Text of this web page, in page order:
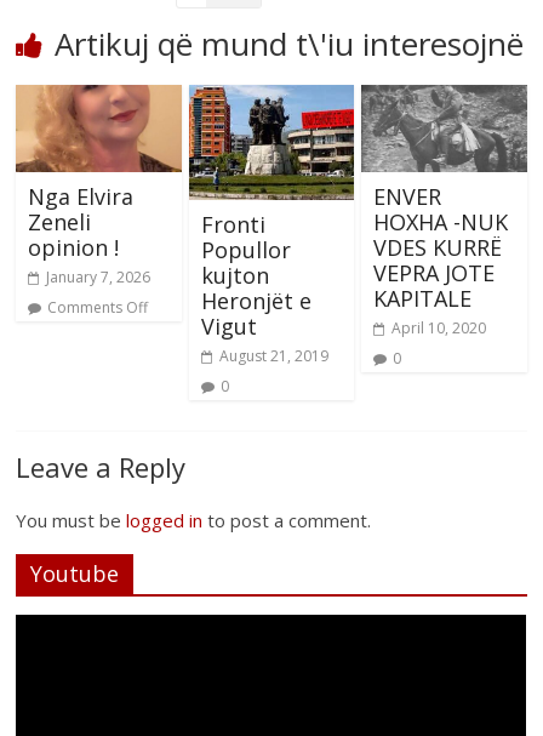
Artikuj që mund t\'iu interesojnë
Nga Elvira
Zeneli
opinion !
January 7, 2026
Comments Off
Fronti
Popullor
kujton
Heronjët e
Vigut
August 21, 2019
0
ENVER
HOXHA -NUK
VDES KURRË
VEPRA JOTE
KAPITALE
April 10, 2020
0
Leave a Reply
You must belogged in to post a comment.
Youtube